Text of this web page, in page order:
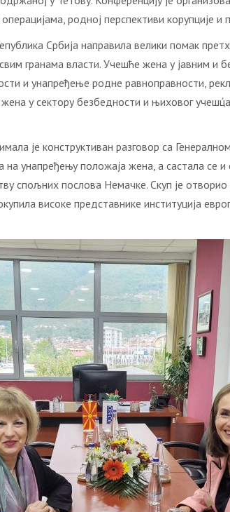
родној перспективи корупције
Србија направила велики помак
гранама власти. Учешће жена у јавним и
и унапређење родне равноправности,
у сектору безбедности и њиховог
је конструктиван разговор са
унапређењу положаја жена, а састала се
спољних послова Немачке. Скуп је
високе представнике институција